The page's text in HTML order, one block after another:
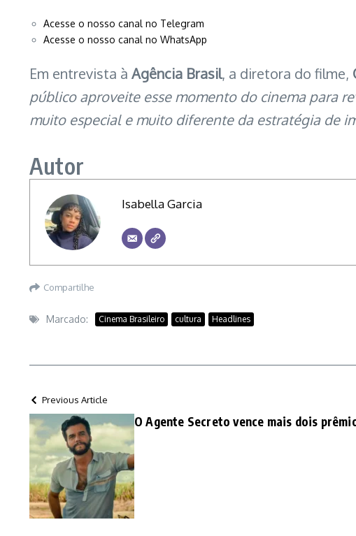
Acesse o nosso canal no Telegram
Acesse o nosso canal no WhatsApp
Em entrevista à Agência Brasil, a diretora do filme,
público aproveite esse momento do cinema para
muito especial e muito diferente da estratégia de
Autor
Isabella Garcia
Compartilhe
Marcado: Cinema Brasileiro cultura Headlines
Previous Article
O Agente Secreto vence mais dois